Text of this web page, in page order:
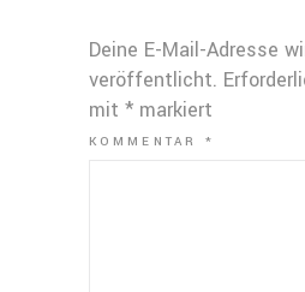
Deine E-Mail-Adresse
veröffentlicht.
mit * markiert
KOMMENTAR*